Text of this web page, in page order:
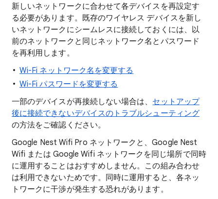
新しいネットワークに合わせて各デバイスを再設定す
る必要があります。既存のワイヤレス デバイスを新し
いネットワークにシームレスに接続しておくには、以
前のネットワークと同じネットワーク名とパスワード
を再利用します。
Wi-Fi ネットワーク名を変更する
Wi-Fi パスワードを変更する
一部のデバイスが再接続しない場合は、 セットアップ
後に接続できないデバイスのトラブルシューティング
の方法をご確認ください。
Google Nest Wifi Pro ネットワークと、Google Nest
Wifi または Google Wifi ネットワークを同じ場所で同時
に運用することはおすすめしません。この組み合わせ
は利用できないためです。同時に運用すると、各ネッ
トワークに干渉が発生する恐れがあります。